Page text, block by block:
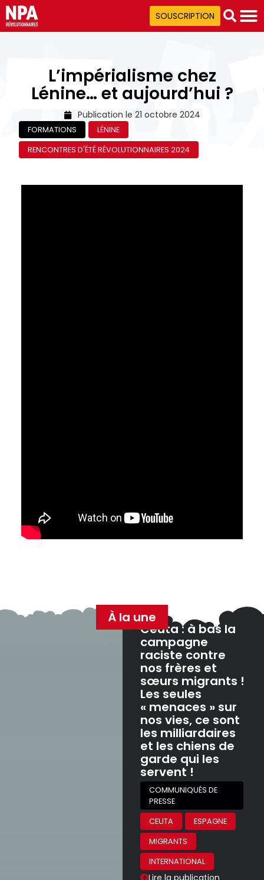
SOUSCRIPTION
L’impérialisme chez
Lénine… et aujourd’hui ?
Publication le 21 octobre 2024
FORMATIONS
LÉNINE
RENCONTRES D'ÉTÉ RÉVOLUTIONNAIRES 2024
À la une
Ceuta : à bas la
campagne
raciste contre
nos frères et
sœurs migrants !
Les seules
« menaces » sur
nos vies, ce sont
les milliardaires
et les chiens de
garde qui les
servent !
COMMUNIQUÉS DE
PRESSE
CEUTA
ESPAGNE
MIGRANTS
INTERNATIONAL
Lire la publication